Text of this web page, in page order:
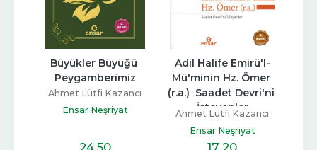
Büyükler Büyüğü
Peygamberimiz
Ahmet Lütfi Kazancı
Ensar Neşriyat
Adil Halife Emirü'l-
Mü'minin Hz. Ömer
(r.a.)  Saadet Devri'ni
İsteyenler
Ahmet Lütfi Kazancı
Ensar Neşriyat